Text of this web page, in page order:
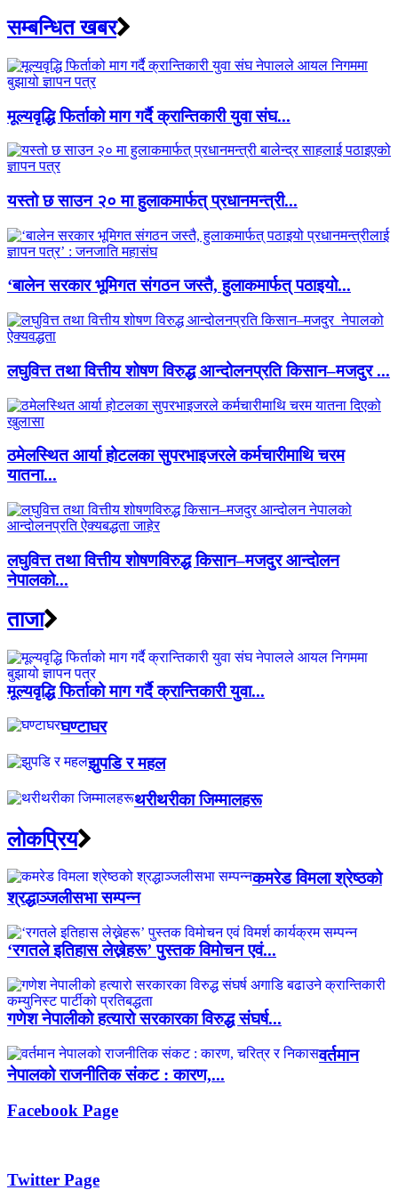
सम्बन्धित खबर
मूल्यवृद्धि फिर्ताको माग गर्दै क्रान्तिकारी युवा संघ...
यस्तो छ साउन २० मा हुलाकमार्फत् प्रधानमन्त्री...
‘बालेन सरकार भूमिगत संगठन जस्तै, हुलाकमार्फत् पठाइयो...
लघुवित्त तथा वित्तीय शोषण विरुद्ध आन्दोलनप्रति किसान–मजदुर ...
ठमेलस्थित आर्या होटलका सुपरभाइजरले कर्मचारीमाथि चरम
यातना...
लघुवित्त तथा वित्तीय शोषणविरुद्ध किसान–मजदुर आन्दोलन
नेपालको...
ताजा
मूल्यवृद्धि फिर्ताको माग गर्दै क्रान्तिकारी युवा...
घण्टाघर
झुपडि र महल
थरीथरीका जिम्मालहरू
लाेकप्रिय
कमरेड विमला श्रेष्ठको
श्रद्धाञ्जलीसभा सम्पन्न
‘रगतले इतिहास लेख्नेहरू’ पुस्तक विमोचन एवं...
गणेश नेपालीको हत्यारो सरकारका विरुद्ध संघर्ष...
वर्तमान
नेपालको राजनीतिक संकट : कारण,...
Facebook Page
Twitter Page